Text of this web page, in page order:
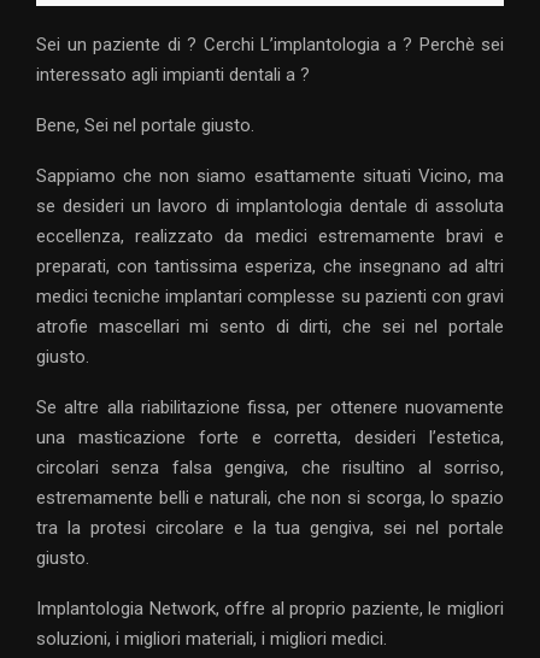
Sei un paziente di ? Cerchi L’implantologia a ? Perchè sei
interessato agli impianti dentali a ?
Bene, Sei nel portale giusto.
Sappiamo che non siamo esattamente situati Vicino, ma
se desideri un lavoro di implantologia dentale di assoluta
eccellenza, realizzato da medici estremamente bravi e
preparati, con tantissima esperiza, che insegnano ad altri
medici tecniche implantari complesse su pazienti con gravi
atrofie mascellari mi sento di dirti, che sei nel portale
giusto.
Se altre alla riabilitazione fissa, per ottenere nuovamente
una masticazione forte e corretta, desideri l’estetica,
circolari senza falsa gengiva, che risultino al sorriso,
estremamente belli e naturali, che non si scorga, lo spazio
tra la protesi circolare e la tua gengiva, sei nel portale
giusto.
Implantologia Network, offre al proprio paziente, le migliori
soluzioni, i migliori materiali, i migliori medici.